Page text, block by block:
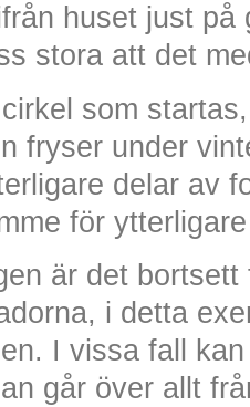
huset just på
stora att det
som
fryser under
delar av
för
är det
i detta
I vissa fall
går över allt